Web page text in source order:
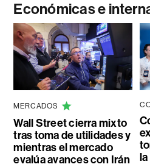
Económicas e
MERCADOS
Wall Street cierra mixto
tras toma de utilidades y
mientras el mercado
evalúa avances con Irán